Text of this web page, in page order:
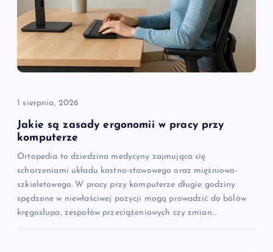
w
p
s
u
1 sierpnia, 2026
Jakie są zasady ergonomii w pracy przy
komputerze
Ortopedia to dziedzina medycyny zajmująca się
schorzeniami układu kostno-stawowego oraz mięśniowo-
szkieletowego. W pracy przy komputerze długie godziny
spędzone w niewłaściwej pozycji mogą prowadzić do bólów
kręgosłupa, zespołów przeciążeniowych czy zmian…